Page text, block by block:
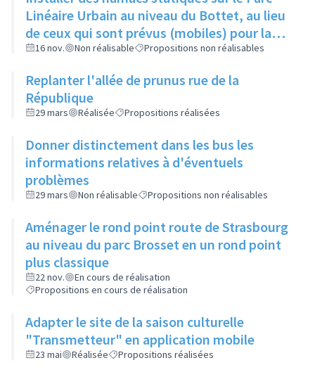
Linéaire Urbain au niveau du Bottet, au lieu
de ceux qui sont prévus (mobiles) pour la
limiter la dangerosité
16 nov. Non réalisable Propositions non réalisables
Replanter l'allée de prunus rue de la
République
29 mars Réalisée Propositions réalisées
Donner distinctement dans les bus les
informations relatives à d'éventuels
problèmes
29 mars Non réalisable Propositions non réalisables
Aménager le rond point route de Strasbourg
au niveau du parc Brosset en un rond point
plus classique
22 nov.
En cours de réalisation
Propositions en cours de réalisation
Adapter le site de la saison culturelle
"Transmetteur" en application mobile
23 mai Réalisée Propositions réalisées